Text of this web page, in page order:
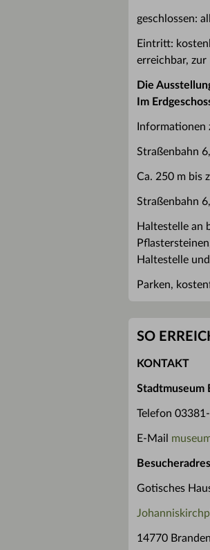
geschlossen:
Eintritt:
erreichbar, zur
Die
Im
Informationen
Straßenbahn 6,
Ca. 250 m bis
Straßenbahn 6,
Haltestelle an
Haltestelle
Parken,
SO
KONTAKT
Stadtmuseum
Telefon
E-Mail
Gotisches
14770